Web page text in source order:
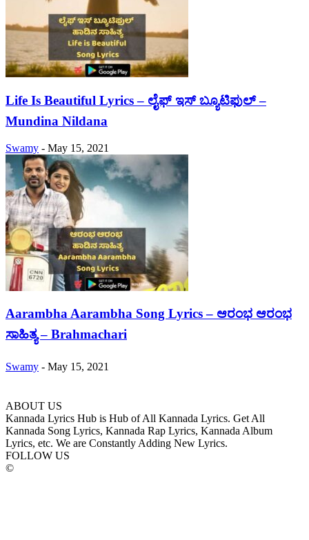
Life Is Beautiful Lyrics – ಲೈಫ್ ಇಸ್ ಬ್ಯೂಟಿಫುಲ್ –
Mundina Nildana
Swamy - May 15, 2021
Aarambha Aarambha Song Lyrics – ಆರಂಭ ಆರಂಭ
ಸಾಹಿತ್ಯ – Brahmachari
Swamy - May 15, 2021
ABOUT US
Kannada Lyrics Hub is Hub of All Kannada Lyrics. Get All
Kannada Song Lyrics, Kannada Rap Lyrics, Kannada Album
Lyrics, etc. We are Constantly Adding New Lyrics.
FOLLOW US
©